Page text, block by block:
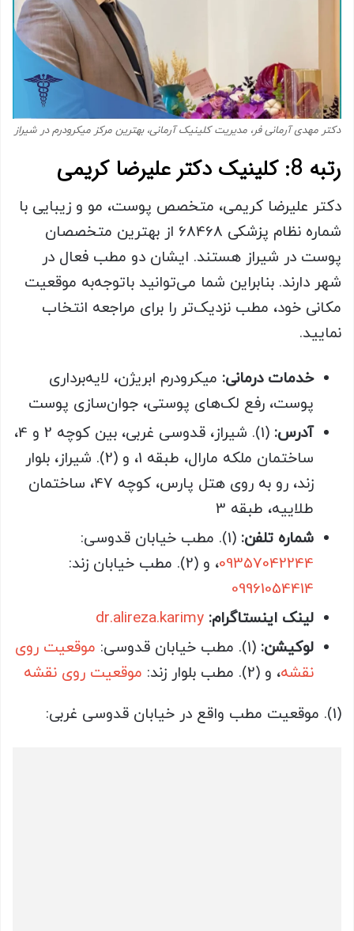
دکتر مهدی آرمانی فر، مدیریت کلینیک آرمانی، بهترین مرکز میکرودرم در شیراز
رتبه 8: کلینیک دکتر علیرضا کریمی
دکتر علیرضا کریمی، متخصص پوست، مو و زیبایی با
شماره نظام پزشکی 68468 از بهترین متخصصان
پوست در شیراز هستند. ایشان دو مطب فعال در
شهر دارند. بنابراین شما می‌توانید باتوجه‌به موقعیت
مکانی خود، مطب نزدیک‌تر را برای مراجعه انتخاب
نمایید.
خدمات درمانی: میکرودرم ابریژن، لایه‌برداری
پوست، رفع لک‌های پوستی، جوان‌سازی پوست
آدرس:
(1). شیراز، قدوسی غربی، بین کوچه 2 و 4،
ساختمان ملکه مارال، طبقه 1، و (2). شیراز، بلوار
زند، رو به روی هتل پارس، کوچه 47، ساختمان
طلاییه، طبقه 3
شماره تلفن: (1). مطب خیابان قدوسی:
09357042244، و (2). مطب خیابان زند:
09961054414
لینک اینستاگرام: dr.alireza.karimy
لوکیشن: (1). مطب خیابان قدوسی:
موقعیت روی
نقشه، و (2). مطب بلوار زند:
موقعیت روی نقشه
(1). موقعیت مطب واقع در خیابان قدوسی غربی: